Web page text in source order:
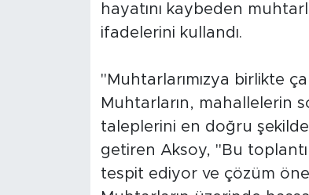
hayatını kaybeden
ifadelerini kullandı.
"Muhtarlarımızya birlikte
Muhtarların, mahallelerin
taleplerini en doğru
getiren Aksoy, "Bu
tespit ediyor ve çözüm